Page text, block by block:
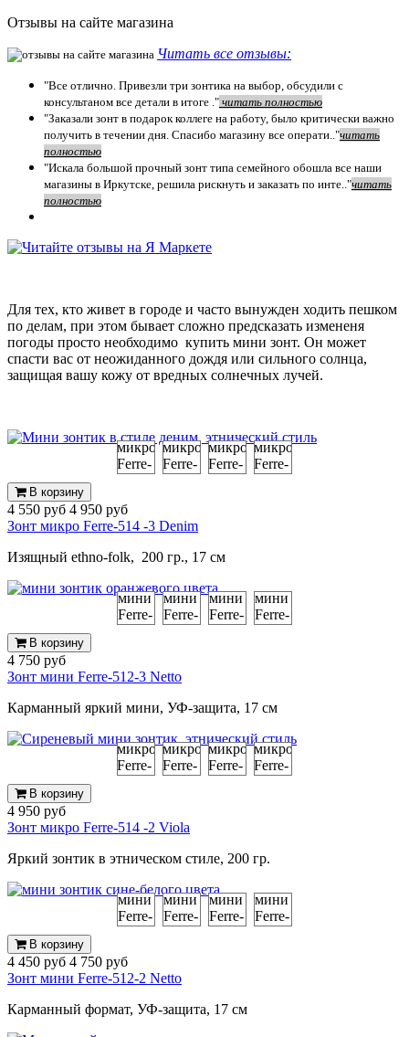
Отзывы на сайте магазина
Читать все отзывы:
"Все отлично. Привезли три зонтика на выбор, обсудили с
консультаном все детали в итоге ." читать полностью
"Заказали зонт в подарок коллеге на работу, было критически важно
получить в течении дня. Спасибо магазину все операти.."читать
полностью
"Искала большой прочный зонт типа семейного обошла все наши
магазины в Иркутске, решила рискнуть и заказать по инте.."читать
полностью
Для тех, кто живет в городе и часто вынужден ходить пешком
по делам, при этом бывает сложно предсказать измененя
погоды просто необходимо купить мини зонт. Он может
спасти вас от неожиданного дождя или сильного солнца,
защищая вашу кожу от вредных солнечных лучей.
В корзину
4 550 руб 4 950 руб
Зонт микро Ferre-514 -3 Denim
Изящный ethno-folk, 200 гр., 17 см
В корзину
4 750 руб
Зонт мини Ferre-512-3 Netto
Карманный яркий мини, УФ-защита, 17 см
В корзину
4 950 руб
Зонт микро Ferre-514 -2 Viola
Яркий зонтик в этническом стиле, 200 гр.
В корзину
4 450 руб 4 750 руб
Зонт мини Ferre-512-2 Netto
Карманный формат, УФ-защита, 17 см